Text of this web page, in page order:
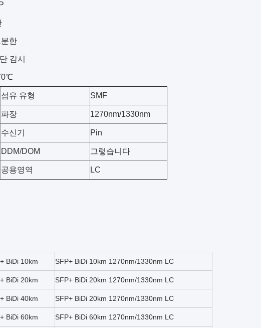
한
감시
섬유 유형 SMF
파장 1270nm/1330nm
수신기 Pin
DDM/DOM 그렇습니다
공용영역 LC
BiDi 10km SFP+ BiDi 10km 1270nm/1330nm LC
BiDi 20km SFP+ BiDi 20km 1270nm/1330nm LC
BiDi 40km SFP+ BiDi 20km 1270nm/1330nm LC
BiDi 60km SFP+ BiDi 60km 1270nm/1330nm LC